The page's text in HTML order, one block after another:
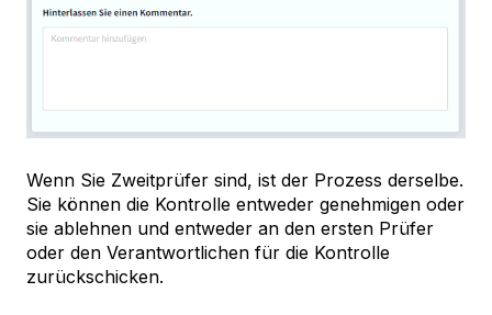
Wenn Sie Zweitprüfer sind, ist der Prozess derselbe.
Sie können die Kontrolle entweder genehmigen oder
sie ablehnen und entweder an den ersten Prüfer
oder den Verantwortlichen für die Kontrolle
zurückschicken.